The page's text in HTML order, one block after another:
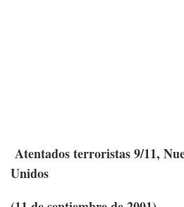
Atentados terroristas 9/11,
Unidos